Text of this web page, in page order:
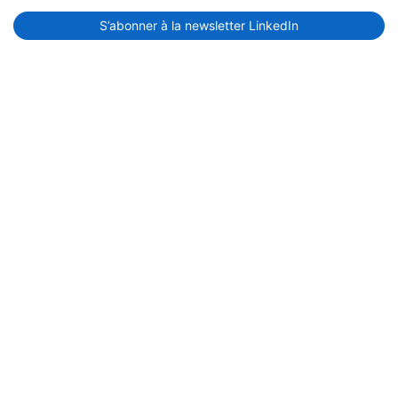
S’abonner à la newsletter LinkedIn